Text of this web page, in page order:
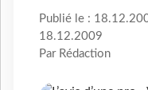
Publié le :
18.12.2009
Par Rédaction